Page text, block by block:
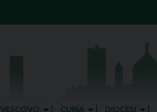
VESCOVO CURIA DIOCESI